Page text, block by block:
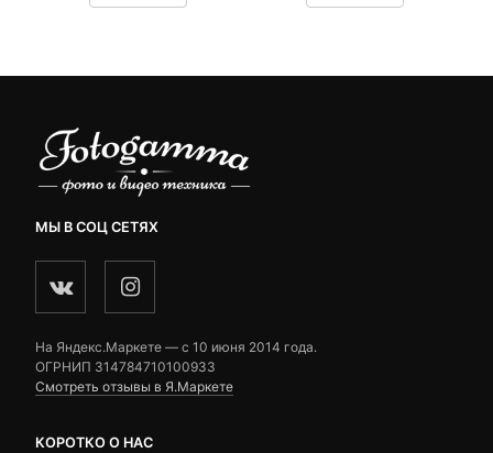
МЫ В СОЦ СЕТЯХ
На Яндекс.Маркете — c 10 июня 2014 года.
ОГРНИП 314784710100933
Смотреть отзывы в Я.Маркете
КОРОТКО О НАС